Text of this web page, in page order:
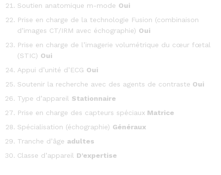
Soutien anatomique m-mode Oui
Prise en charge de la technologie Fusion (combinaison
d’images CT/IRM avec échographie) Oui
Prise en charge de l’imagerie volumétrique du cœur fœtal
(STIC) Oui
Appui d’unité d’ECG Oui
Soutenir la recherche avec des agents de contraste Oui
Type d’appareil Stationnaire
Prise en charge des capteurs spéciaux Matrice
Spécialisation (échographie) Généraux
Tranche d’âge adultes
Classe d’appareil D’expertise